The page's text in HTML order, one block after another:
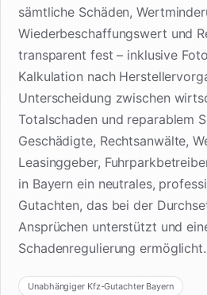
sämtliche Schäden,
Wiederbeschaffungswert und
transparent fest – inklusive
Kalkulation nach
Unterscheidung zwischen
Totalschaden und reparablem
Geschädigte, Rechtsanwälte,
Leasinggeber,
in Bayern ein neutrales,
Gutachten, das bei der
Ansprüchen unterstützt und
Schadenregulierung ermöglicht.
Unabhängiger Kfz-Gutachter Bayern